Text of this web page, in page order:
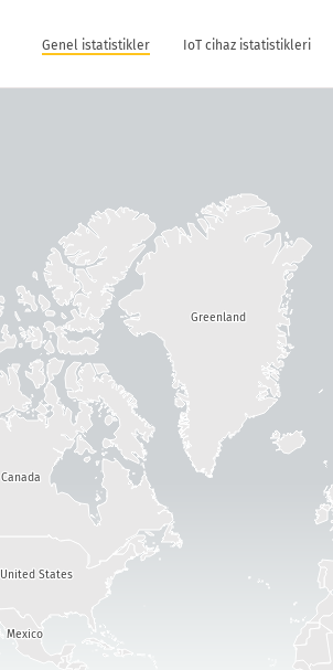
Genel istatistikler IoT cihaz istatistikleri
United States
Canada
Mexico
Greenland